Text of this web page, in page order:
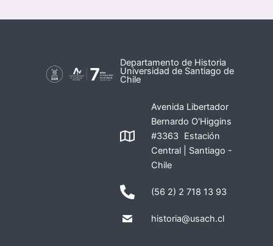
Departamento de Historia
Universidad de Santiago de
Chile
Avenida Libertador
Bernardo O'Higgins
#3363 Estación
Central | Santiago -
Chile
(56 2) 2 718 13 93
historia@usach.cl